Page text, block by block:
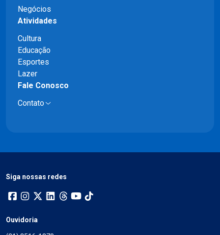
Negócios
Atividades
Cultura
Educação
Esportes
Lazer
Fale Conosco
Contato
Siga nossas redes
Ouvidoria